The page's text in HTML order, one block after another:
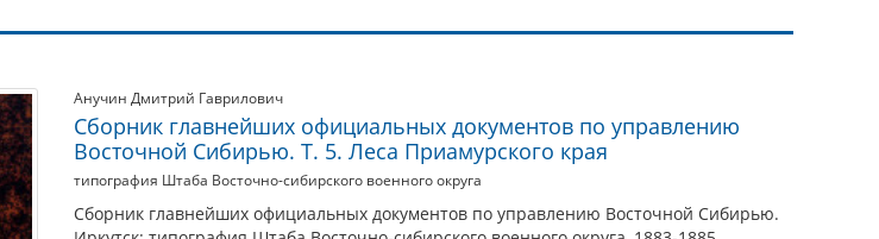
Анучин Дмитрий Гаврилович
Сборник главнейших официальных документов по управлению
Восточной Сибирью. Т. 5. Леса Приамурского края
типография Штаба Восточно-сибирского военного округа
Сборник главнейших официальных документов по управлению Восточной Сибирью.